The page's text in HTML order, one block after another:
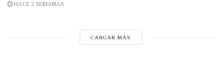
HACE 2 SEMANAS
CARGAR MÁS